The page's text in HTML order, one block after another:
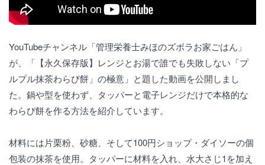
YouTubeチャンネル「管理栄養士みほのズボラお家ごはん」
が、「【永久保存版】レンジとお湯で誰でも失敗しない「プ
ルプル抹茶わらび餅」の極意」と題した動画を公開しまし
た。鍋や型を使わず、タッパーと電子レンジだけで本格的な
わらび餅を作る方法を紹介しています。
材料には片栗粉、砂糖、そして100円ショップ・ダイソーの個
包装の抹茶を使用。タッパーに材料を入れ、水大さじ1を加え